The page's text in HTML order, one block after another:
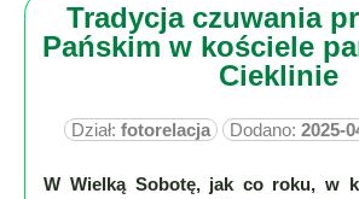
Sport
Fotorelacja
Tradycja czuwania
Pańskim w kościele
Cieklinie
Dział:fotorelacja Dodano:2025-
W Wielką Sobotę, jak co roku, w